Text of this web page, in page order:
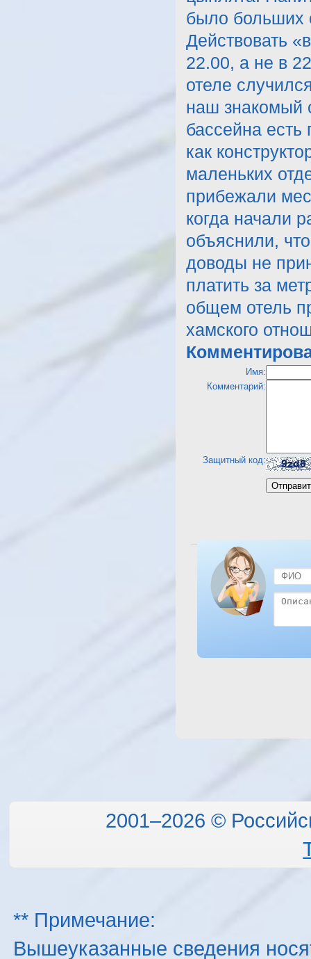
было больших
Действовать
22.00, а не в
отеле
наш знакомый
бассейна есть
как
маленьких
прибежали
когда начали
объяснили,
доводы не
платить за
общем отель
хамского
Имя:
Комментарий:
Защитный код:
Посмотреть отель
2001–2026 ©
** Примечание:
Вышеуказанные сведения